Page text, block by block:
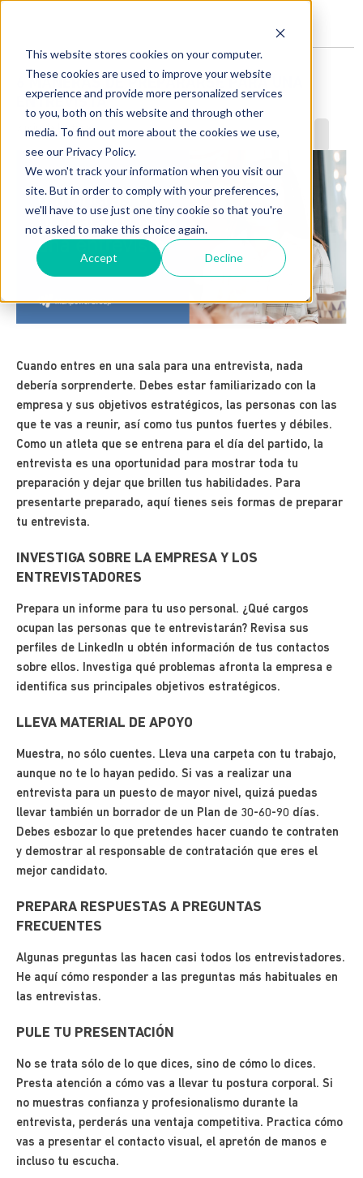
This website stores cookies on your computer.
These cookies are used to improve your website
experience and provide more personalized services
to you, both on this website and through other
media. To find out more about the cookies we use,
see our Privacy Policy.
We won't track your information when you visit our
site. But in order to comply with your preferences,
we'll have to use just one tiny cookie so that you're
not asked to make this choice again.
Accept Decline
6 MANERAS DE PREPARARSE PARA UNA
ENTREVISTA
2 min de lectura
Cuando entres en una sala para una entrevista, nada
debería sorprenderte. Debes estar familiarizado con la
empresa y sus objetivos estratégicos, las personas con las
que te vas a reunir, así como tus puntos fuertes y débiles.
Como un atleta que se entrena para el día del partido, la
entrevista es una oportunidad para mostrar toda tu
preparación y dejar que brillen tus habilidades. Para
presentarte preparado, aquí tienes seis formas de preparar
tu entrevista.
INVESTIGA SOBRE LA EMPRESA Y LOS
ENTREVISTADORES
Prepara un informe para tu uso personal. ¿Qué cargos
ocupan las personas que te entrevistarán? Revisa sus
perfiles de LinkedIn u obtén información de tus contactos
sobre ellos. Investiga qué problemas afronta la empresa e
identifica sus principales objetivos estratégicos.
LLEVA MATERIAL DE APOYO
Muestra, no sólo cuentes. Lleva una carpeta con tu trabajo,
aunque no te lo hayan pedido. Si vas a realizar una
entrevista para un puesto de mayor nivel, quizá puedas
llevar también un borrador de un Plan de 30-60-90 días.
Debes esbozar lo que pretendes hacer cuando te contraten
y demostrar al responsable de contratación que eres el
mejor candidato.
PREPARA RESPUESTAS A PREGUNTAS
FRECUENTES
Algunas preguntas las hacen casi todos los entrevistadores.
He aquí cómo responder a las preguntas más habituales en
las entrevistas.
PULE TU PRESENTACIÓN
No se trata sólo de lo que dices, sino de cómo lo dices.
Presta atención a cómo vas a llevar tu postura corporal. Si
no muestras confianza y profesionalismo durante la
entrevista, perderás una ventaja competitiva. Practica cómo
vas a presentar el contacto visual, el apretón de manos e
incluso tu escucha.